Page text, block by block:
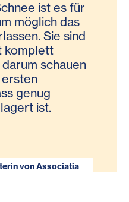
möglich das
Sie sind
komplett
schauen
genug
ist.
von Associatia